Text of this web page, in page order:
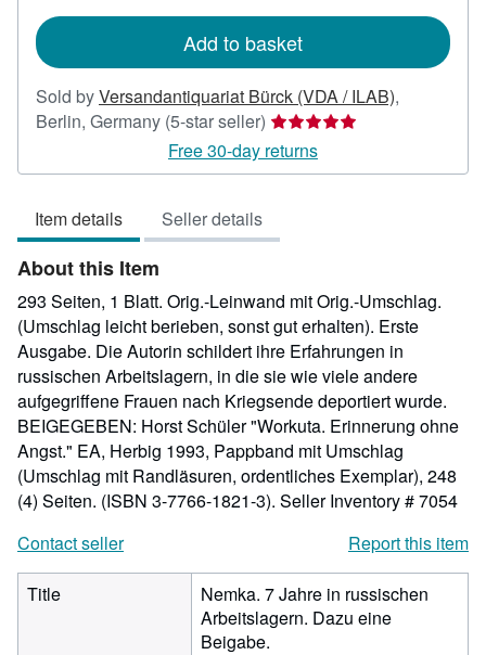
Add to basket
Sold byVersandantiquariat Bürck (VDA / ILAB),
Berlin, Germany (5-star seller) Seller
rating
5
5
Free 30-day returns
Item details Seller details
About this Item
293 Seiten, 1 Blatt. Orig.-Leinwand mit Orig.-Umschlag.
(Umschlag leicht berieben, sonst gut erhalten). Erste
Ausgabe. Die Autorin schildert ihre Erfahrungen in
russischen Arbeitslagern, in die sie wie viele andere
aufgegriffene Frauen nach Kriegsende deportiert wurde.
BEIGEGEBEN: Horst Schüler "Workuta. Erinnerung ohne
Angst." EA, Herbig 1993, Pappband mit Umschlag
(Umschlag mit Randläsuren, ordentliches Exemplar), 248
(4) Seiten. (ISBN 3-7766-1821-3). Seller Inventory # 7054
Contact seller
Report this item
Title
Nemka. 7 Jahre in russischen
Arbeitslagern. Dazu eine
Beigabe.